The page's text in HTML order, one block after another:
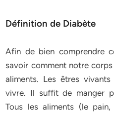
Définition de Diabète
Afin de bien comprendre
savoir comment notre
aliments. Les êtres
vivre. Il suffit de manger
Tous les aliments (le